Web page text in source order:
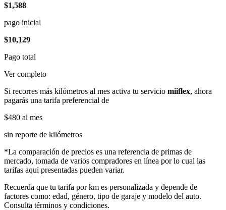
$1,588
pago inicial
$10,129
Pago total
Ver completo
Si recorres más kilómetros al mes activa tu servicio miiflex, ahora
pagarás una tarifa preferencial de
$480 al mes
sin reporte de kilómetros
*La comparación de precios es una referencia de primas de
mercado, tomada de varios compradores en línea por lo cual las
tarifas aqui presentadas pueden variar.
Recuerda que tu tarifa por km es personalizada y depende de
factores como: edad, género, tipo de garaje y modelo del auto.
Consulta términos y condiciones.